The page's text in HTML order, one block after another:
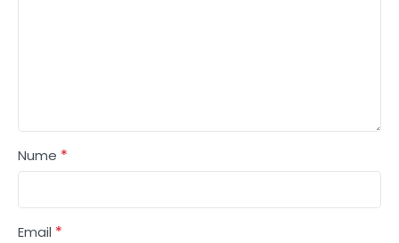
Nume *
Email *